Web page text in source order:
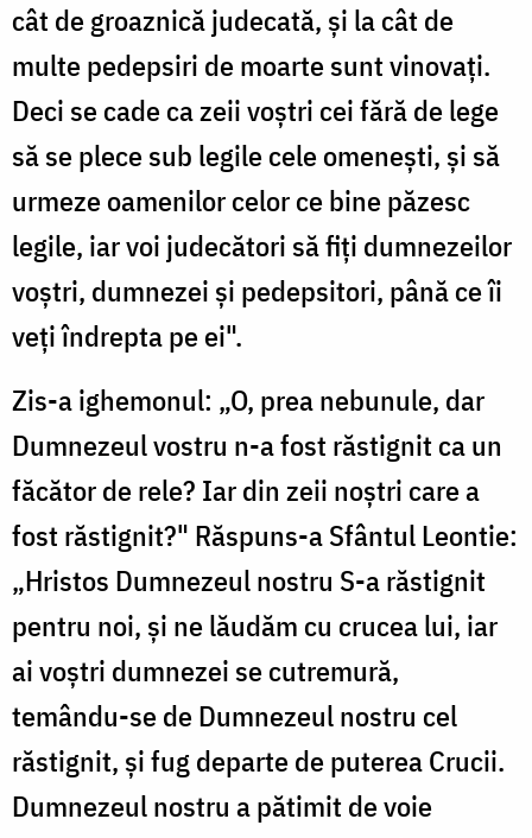
cât de groaznică judecată, și la cât de
multe pedepsiri de moarte sunt vinovați.
Deci se cade ca zeii voștri cei fără de lege
să se plece sub legile cele omenești, și să
urmeze oamenilor celor ce bine păzesc
legile, iar voi judecători să fiți dumnezeilor
voștri, dumnezei și pedepsitori, până ce îi
veți îndrepta pe ei".
Zis-a ighemonul: „O, prea nebunule, dar
Dumnezeul vostru n-a fost răstignit ca un
făcător de rele? Iar din zeii noștri care a
fost răstignit?" Răspuns-a Sfântul Leontie:
„Hristos Dumnezeul nostru S-a răstignit
pentru noi, și ne lăudăm cu crucea lui, iar
ai voștri dumnezei se cutremură,
temându-se de Dumnezeul nostru cel
răstignit, și fug departe de puterea Crucii.
Dumnezeul nostru a pătimit de voie